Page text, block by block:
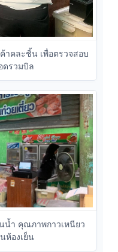
คละชิ้น เพื่อตรวจสอบ
ดรวมบิล
น้ำ คุณภาพกาวเหนียว
ห้องเย็น